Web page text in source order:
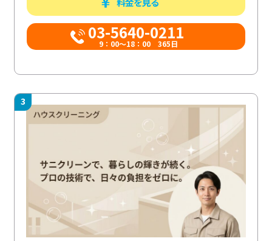
03-5640-0211
9：00～18：00 365日
3